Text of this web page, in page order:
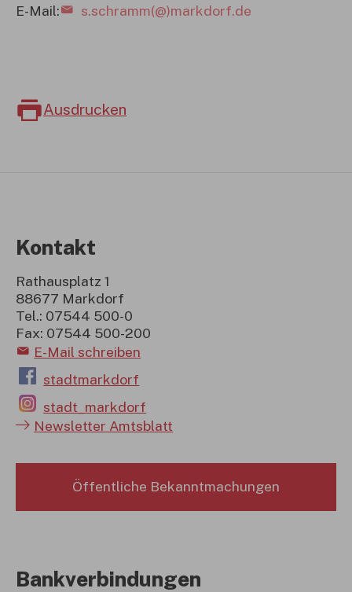
E-Mail:
s.schramm(@)markdorf.de
Ausdrucken
Kontakt
Rathausplatz 1
88677 Markdorf
Tel.: 07544 500-0
Fax: 07544 500-200
E-Mail schreiben
stadtmarkdorf
stadt_markdorf
Newsletter Amtsblatt
Öffentliche Bekanntmachungen
Bankverbindungen